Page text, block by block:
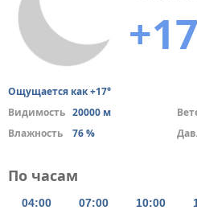
Ощущается как +17°
Видимость 20000 м
Влажность
76 %
По часам
04:00 07:00 10:00